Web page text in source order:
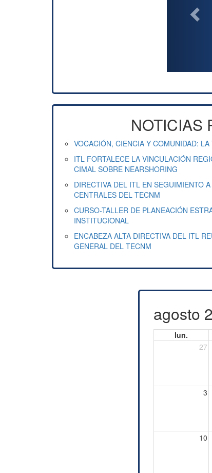
i
NOTICIAS
VOCACIÓN, CIENCIA Y COMUNIDAD:
ITL FORTALECE LA VINCULACIÓN
CIMAL SOBRE NEARSHORING
DIRECTIVA DEL ITL EN SEGUIMIENTO
CENTRALES DEL TECNM
CURSO-TALLER DE PLANEACIÓN
INSTITUCIONAL
ENCABEZA ALTA DIRECTIVA DEL ITL
GENERAL DEL TECNM
agosto
lun.
27
3
10